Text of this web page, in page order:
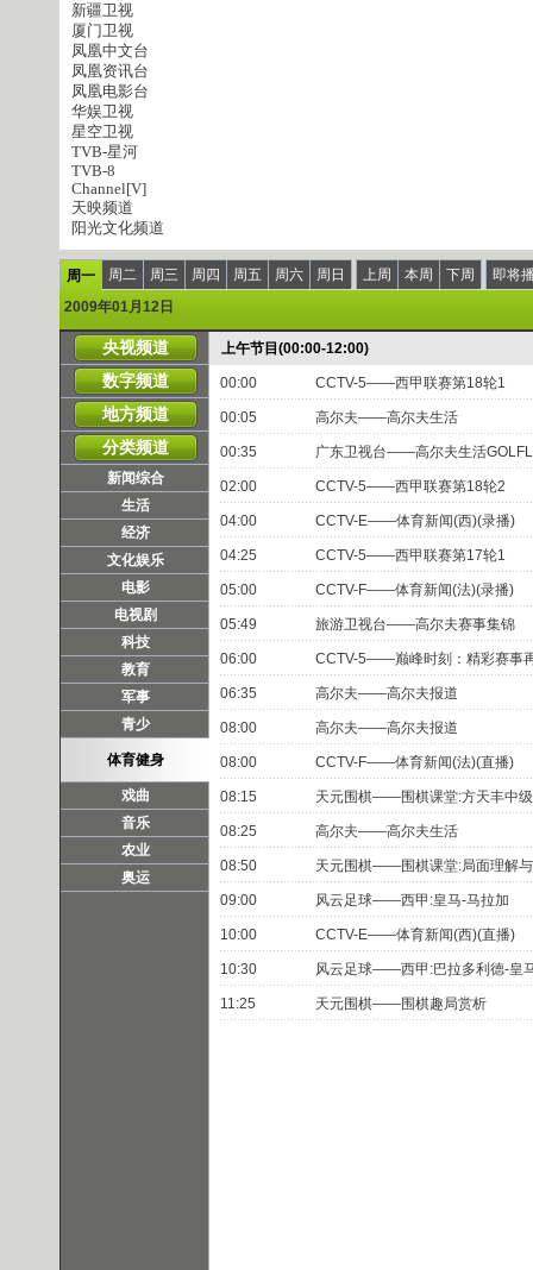
新疆卫视
厦门卫视
凤凰中文台
凤凰资讯台
凤凰电影台
华娱卫视
星空卫视
TVB-星河
TVB-8
Channel[V]
天映频道
阳光文化频道
周一 周二 周三 周四 周五 周六 周日 上周 本周 下周
即将
2009年01月12日
央视频道
数字频道
地方频道
分类频道
新闻综合
生活
经济
文化娱乐
电影
电视剧
科技
教育
军事
青少
体育健身
戏曲
音乐
农业
奥运
上午节目(00:00-12:00)
00:00 CCTV-5——西甲联赛第18轮1
00:05 高尔夫——高尔夫生活
00:35 广东卫视台——高尔夫生活
02:00 CCTV-5——西甲联赛第18轮2
04:00 CCTV-E——体育新闻(西)(录播)
04:25 CCTV-5——西甲联赛第17轮1
05:00 CCTV-F——体育新闻(法)(录播)
05:49 旅游卫视台——高尔夫赛事集锦
06:00 CCTV-5——巅峰时刻：精彩赛事
06:35 高尔夫——高尔夫报道
08:00 高尔夫——高尔夫报道
08:00 CCTV-F——体育新闻(法)(直播)
08:15 天元围棋——围棋课堂:方天丰中
08:25 高尔夫——高尔夫生活
08:50 天元围棋——围棋课堂:局面理解
09:00 风云足球——西甲:皇马-马拉加
10:00 CCTV-E——体育新闻(西)(直播)
10:30 风云足球——西甲:巴拉多利德-皇
11:25 天元围棋——围棋趣局赏析